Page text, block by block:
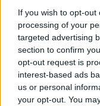
If you wish to opt-
processing of your
targeted advertising
section to confirm
opt-out request is
interest-based ads
us or personal
your opt-out. You
la cita será el1 y 2
Entrada
Una opción
piscinas y zonas